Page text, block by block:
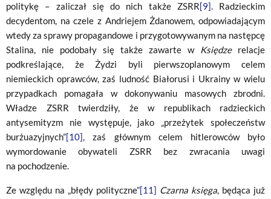
politykę – zaliczał się do nich także ZSRR[9]. Radzieckim
decydentom, na czele z Andriejem Żdanowem, odpowiadającym
wtedy za sprawy propagandowe i przygotowywanym na następcę
Stalina, nie podobały się także zawarte w Księdze relacje
podkreślające, że Żydzi byli pierwszoplanowym celem
niemieckich oprawców, zaś ludność Białorusi i Ukrainy w wielu
przypadkach pomagała w dokonywaniu masowych zbrodni.
Władze ZSRR twierdziły, że w republikach radzieckich
antysemityzm nie występuje, jako „przeżytek społeczeństw
burżuazyjnych”[10], zaś głównym celem hitlerowców było
wymordowanie obywateli ZSRR bez zwracania uwagi
na pochodzenie.
Ze względu na „błędy polityczne”[11] Czarna księga, będąca już